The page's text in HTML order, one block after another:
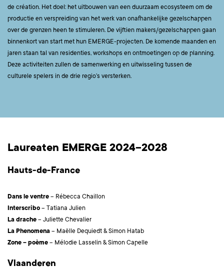
de création. Het doel: het uitbouwen van een duurzaam ecosysteem om de
productie en verspreiding van het werk van onafhankelijke gezelschappen
over de grenzen heen te stimuleren. De vijftien makers/gezelschappen gaan
binnenkort van start met hun EMERGE-projecten. De komende maanden en
jaren staan tal van residenties, workshops en ontmoetingen op de planning.
Deze activiteiten zullen de samenwerking en uitwisseling tussen de
culturele spelers in de drie regio’s versterken.
Laureaten EMERGE 2024–2028
Hauts-de-France
Dans le ventre – Rébecca Chaillon
Interscribo – Tatiana Julien
La drache – Juliette Chevalier
La Phenomena – Maëlle Dequiedt & Simon Hatab
Zone – poème – Mélodie Lasselin & Simon Capelle
Vlaanderen